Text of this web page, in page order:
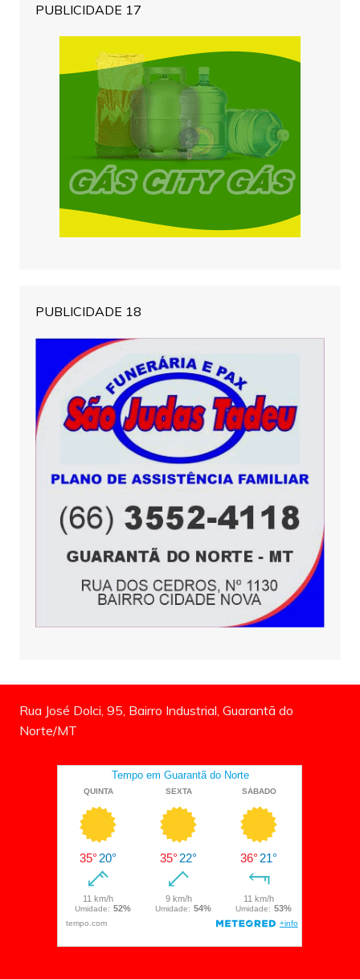
PUBLICIDADE 17
PUBLICIDADE 18
Rua José Dolci, 95, Bairro Industrial, Guarantã do
Norte/MT